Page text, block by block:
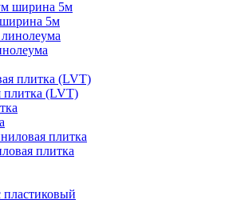
5м
плитка (LVT)
плитка